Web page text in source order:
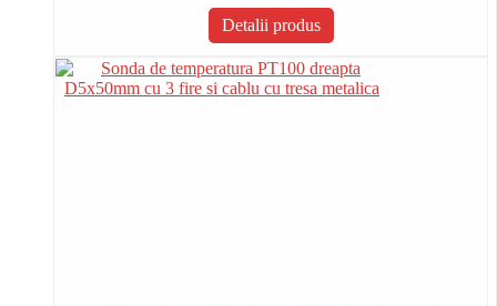
Detalii produs